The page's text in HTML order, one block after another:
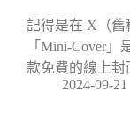
記得是在 X（舊
「Mini-Cover
款免費的線上
2024-09-21